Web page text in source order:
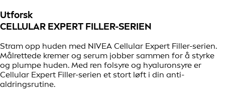
Utforsk
CELLULAR EXPERT FILLER-SERIEN
Stram opp huden med NIVEA Cellular Expert Filler-serien.
Målrettede kremer og serum jobber sammen for å styrke
og plumpe huden. Med ren folsyre og hyaluronsyre er
Cellular Expert Filler-serien et stort løft i din anti-
aldringsrutine.